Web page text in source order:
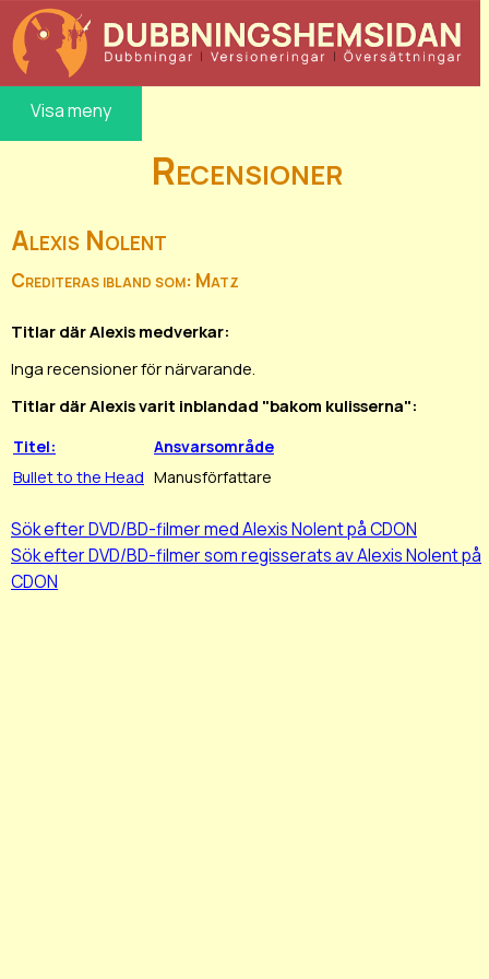
Visa meny
Recensioner
Alexis Nolent
Crediteras ibland som: Matz
Titlar där Alexis medverkar:
Inga recensioner för närvarande.
Titlar där Alexis varit inblandad "bakom kulisserna":
Titel:
Ansvarsområde
Bullet to the Head Manusförfattare
Sök efter DVD/BD-filmer med Alexis Nolent på CDON
Sök efter DVD/BD-filmer som regisserats av Alexis Nolent på
CDON